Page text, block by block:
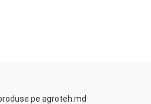
pe agroteh.md